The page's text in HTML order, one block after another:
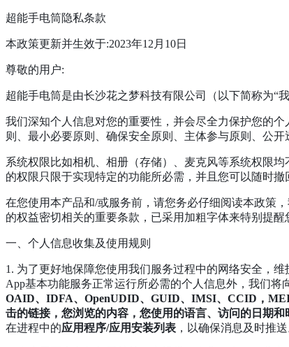
超能手电筒隐私条款
本政策更新并生效于:2023年12月10日
尊敬的用户:
超能手电筒是由长沙花之梦科技有限公司（以下简称为“
我们深知个人信息对您的重要性，并会尽全力保护您的
则、最小必要原则、确保安全原则、主体参与原则、公
系统权限比如相机、相册（存储）、麦克风等系统权限
的权限只限于实现特定的功能所必需，并且您可以随时
在您使用本产品和/或服务前，请您务必仔细阅读本政策
的权益密切相关的重要条款，已采用加粗字体来特别提醒
一、个人信息收集及使用规则
1. 为了更好地保障您使用我们服务过程中的网络安全，
App基本功能服务正常运行所必需的个人信息外，我们
OAID、IDFA、OpenUDID、GUID、IMSI、CCID，
击的链接，您浏览的内容，您使用的语言、访问的日期
在进程中的应用程序/应用安装列表 ，以确保消息及时推